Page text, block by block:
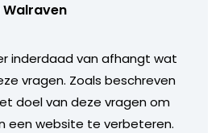
Walraven
inderdaad van afhangt wat
vragen. Zoals beschreven
doel van deze vragen om
een website te verbeteren.